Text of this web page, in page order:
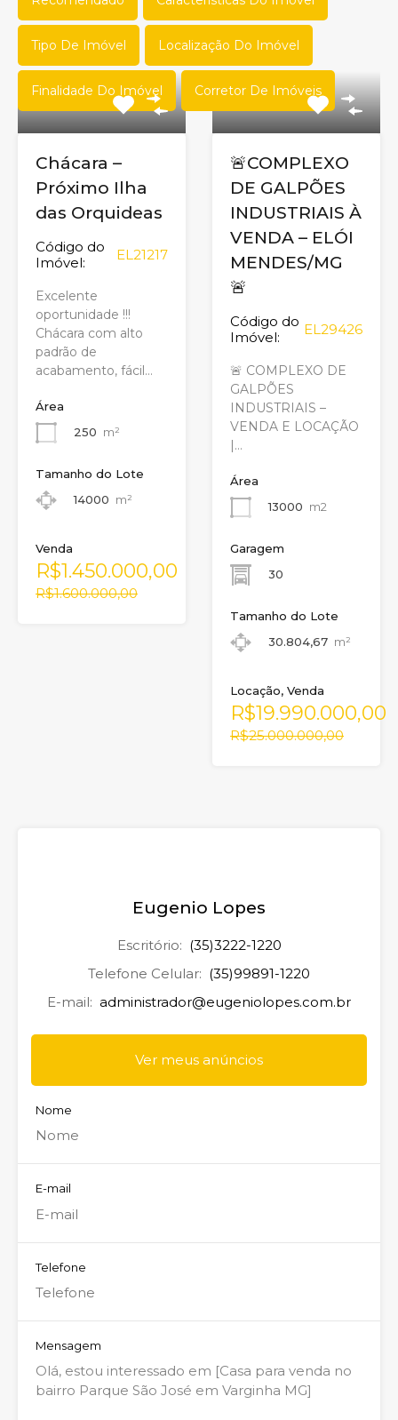
Tipo De Imóvel Localização Do Imóvel
Finalidade Do Imóvel Corretor De Imóveis
Chácara –
Próximo Ilha
das Orquideas
Código do
Imóvel:
EL21217
Excelente
oportunidade !!!
Chácara com alto
padrão de
acabamento, fácil…
Área
250 m²
Tamanho do Lote
14000 m²
Venda
R$1.450.000,00
R$1.600.000,00
🚨COMPLEXO
DE GALPÕES
INDUSTRIAIS À
VENDA – ELÓI
MENDES/MG
🚨
Código do
Imóvel:
EL29426
🚨 COMPLEXO DE
GALPÕES
INDUSTRIAIS –
VENDA E LOCAÇÃO
|…
Área
13000 m2
Garagem
30
Tamanho do Lote
30.804,67 m²
Locação, Venda
R$19.990.000,00
R$25.000.000,00
Eugenio Lopes
Escritório: (35)3222-1220
Telefone Celular: (35)99891-1220
E-mail: administrador@eugeniolopes.com.br
Ver meus anúncios
Nome
E-mail
Telefone
Mensagem